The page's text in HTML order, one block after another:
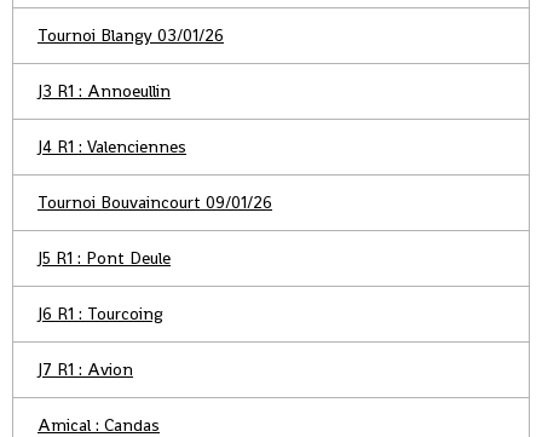
Tournoi Blangy 03/01/26
J3 R1 : Annoeullin
J4 R1 : Valenciennes
Tournoi Bouvaincourt 09/01/26
J5 R1 : Pont Deule
J6 R1 : Tourcoing
J7 R1 : Avion
Amical : Candas